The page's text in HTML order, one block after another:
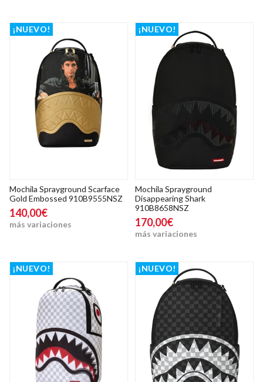
¡NUEVO!
Mochila Sprayground Scarface
Gold Embossed 910B9555NSZ
140,00€
más variaciones
¡NUEVO!
Mochila Sprayground
Disappearing Shark
910B8658NSZ
170,00€
más variaciones
¡NUEVO! ¡NUEVO!